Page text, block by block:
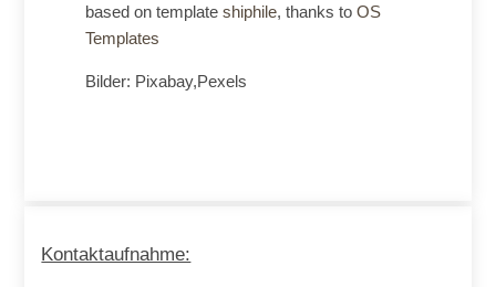
based on templateshiphile, thanks toOS
Templates
Bilder: Pixabay,Pexels
Kontaktaufnahme: